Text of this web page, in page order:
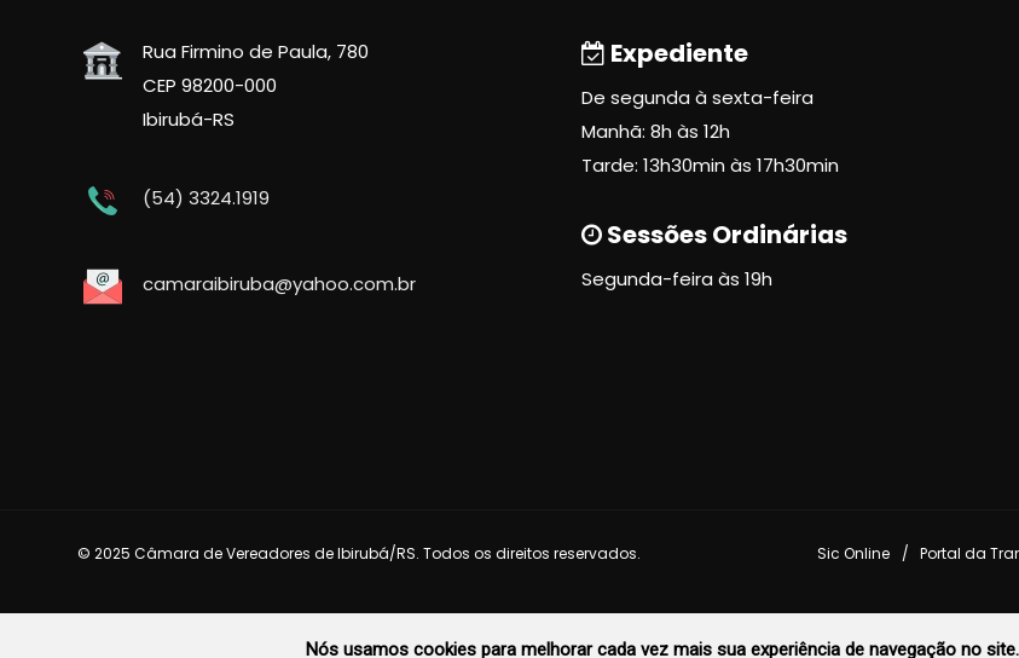
Rua Firmino de Paula, 780
CEP 98200-000
Ibirubá-RS
(54) 3324.1919
camaraibiruba@yahoo.com.br
Expediente
De segunda à sexta-feira
Manhã: 8h às 12h
Tarde: 13h30min às 17h30min
Sessões Ordinárias
Segunda-feira às 19h
© 2025 Câmara de Vereadores de Ibirubá/RS. Todos os direitos reservados. Sic Online Portal da
Nós usamos cookies para melhorar cada vez mais sua experiência de navegação no